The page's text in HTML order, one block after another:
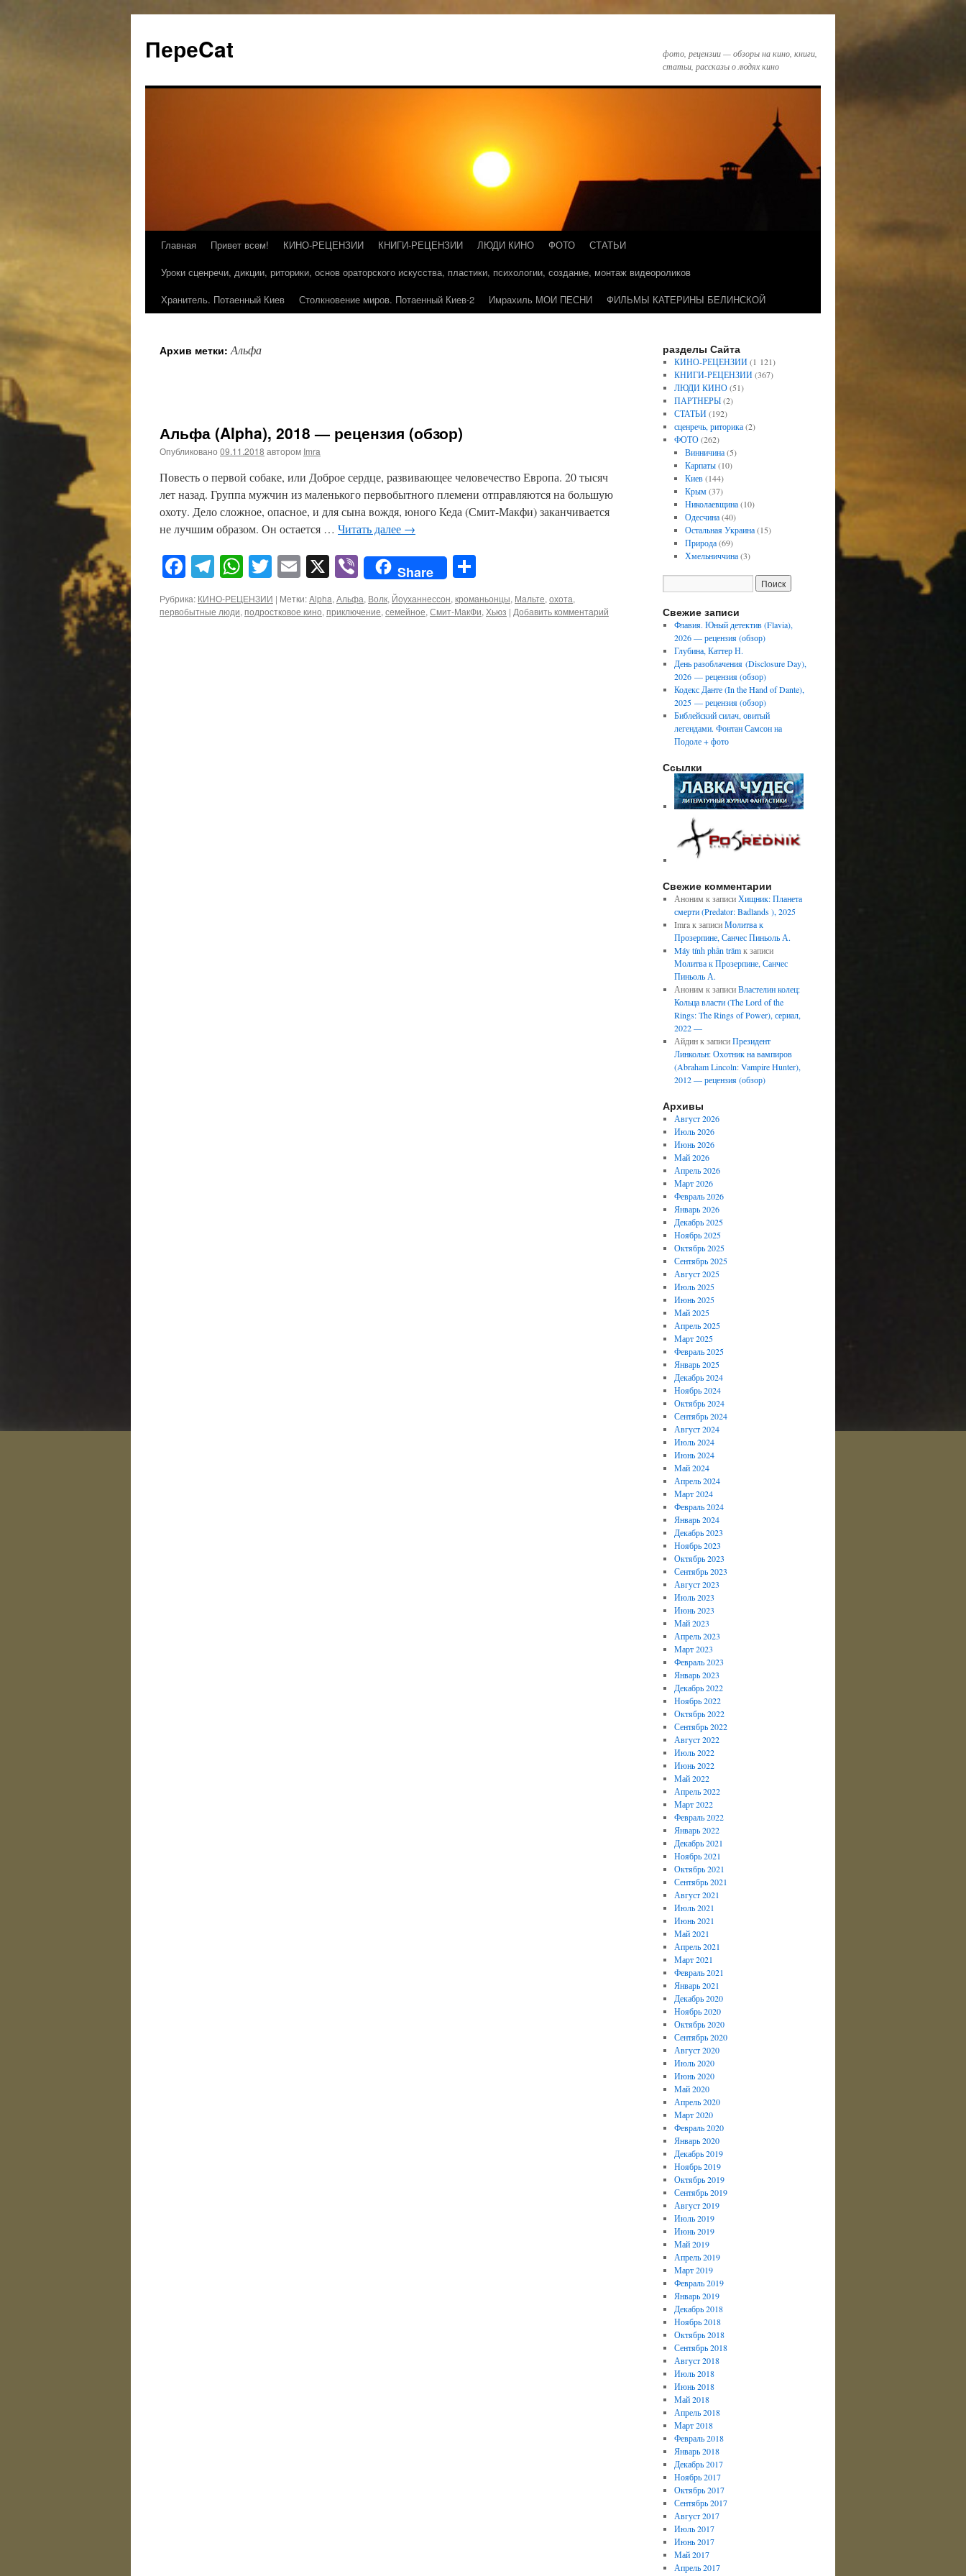
ПереCat
фото, рецензии — обзоры на кино, книги,
статьи, рассказы о людях кино
Главная Привет всем! КИНО-РЕЦЕНЗИИ КНИГИ-РЕЦЕНЗИИ ЛЮДИ КИНО ФОТО
СТАТЬИ
Уроки сценречи, дикции, риторики, основ ораторского искусства, пластики, психологии, создание, монтаж видеороликов
Хранитель. Потаенный Киев
Столкновение миров. Потаенный Киев-2 Имрахиль МОИ ПЕСНИ ФИЛЬМЫ КАТЕРИНЫ БЕЛИНСКОЙ
Архив метки:Альфа
Альфа (Alpha), 2018 — рецензия (обзор)
Опубликовано 09.11.2018 автором Imra
Повесть о первой собаке, или Доброе сердце, развивающее человечество Европа. 20 тысяч
лет назад. Группа мужчин из маленького первобытного племени отправляются на большую
охоту. Дело сложное, опасное, и для сына вождя, юного Кеда (Смит-Макфи) заканчивается
не лучшим образом. Он остается … Читать далее →
Facebook
Telegram
WhatsApp
Twitter
Email
X ViberShare
Рубрика: КИНО-РЕЦЕНЗИИ | Метки:Alpha,Альфа, Волк, Йоуханнессон,кроманьонцы, Мальте,охота,
первобытные люди,подростковое кино,приключение,семейное,Смит-МакФи,Хьюз | Добавить комментарий
разделы Сайта
КИНО-РЕЦЕНЗИИ(1 121)
КНИГИ-РЕЦЕНЗИИ(367)
ЛЮДИ КИНО(51)
ПАРТНЕРЫ(2)
СТАТЬИ(192)
сценречь, риторика(2)
ФОТО(262)
Винничина(5)
Карпаты(10)
Киев(144)
Крым(37)
Николаевщина(10)
Одесчина(40)
Остальная Украина(15)
Природа(69)
Хмельниччина(3)
Свежие записи
Флавия. Юный детектив (Flavia),
2026 — рецензия (обзор)
Глубина, Каттер Н.
День разоблачения (Disclosure Day),
2026 — рецензия (обзор)
Кодекс Данте (In the Hand of Dante),
2025 — рецензия (обзор)
Библейский силач, овитый
легендами. Фонтан Самсон на
Подоле + фото
Ссылки
Свежие комментарии
Аноним к записиХищник: Планета
смерти (Predator: Badlands ), 2025
Imraк записиМолитва к
Прозерпине, Санчес Пиньоль А.
Máy tính phần trămк записи
Молитва к Прозерпине, Санчес
Пиньоль А.
Аноним к записиВластелин колец:
Кольца власти (The Lord of the
Rings: The Rings of Power), сериал,
2022 —
Айдинк записиПрезидент
Линкольн: Охотник на вампиров
(Abraham Lincoln: Vampire Hunter),
2012 — рецензия (обзор)
Архивы
Август 2026
Июль 2026
Июнь 2026
Май 2026
Апрель 2026
Март 2026
Февраль 2026
Январь 2026
Декабрь 2025
Ноябрь 2025
Октябрь 2025
Сентябрь 2025
Август 2025
Июль 2025
Июнь 2025
Май 2025
Апрель 2025
Март 2025
Февраль 2025
Январь 2025
Декабрь 2024
Ноябрь 2024
Октябрь 2024
Сентябрь 2024
Август 2024
Июль 2024
Июнь 2024
Май 2024
Апрель 2024
Март 2024
Февраль 2024
Январь 2024
Декабрь 2023
Ноябрь 2023
Октябрь 2023
Сентябрь 2023
Август 2023
Июль 2023
Июнь 2023
Май 2023
Апрель 2023
Март 2023
Февраль 2023
Январь 2023
Декабрь 2022
Ноябрь 2022
Октябрь 2022
Сентябрь 2022
Август 2022
Июль 2022
Июнь 2022
Май 2022
Апрель 2022
Март 2022
Февраль 2022
Январь 2022
Декабрь 2021
Ноябрь 2021
Октябрь 2021
Сентябрь 2021
Август 2021
Июль 2021
Июнь 2021
Май 2021
Апрель 2021
Март 2021
Февраль 2021
Январь 2021
Декабрь 2020
Ноябрь 2020
Октябрь 2020
Сентябрь 2020
Август 2020
Июль 2020
Июнь 2020
Май 2020
Апрель 2020
Март 2020
Февраль 2020
Январь 2020
Декабрь 2019
Ноябрь 2019
Октябрь 2019
Сентябрь 2019
Август 2019
Июль 2019
Июнь 2019
Май 2019
Апрель 2019
Март 2019
Февраль 2019
Январь 2019
Декабрь 2018
Ноябрь 2018
Октябрь 2018
Сентябрь 2018
Август 2018
Июль 2018
Июнь 2018
Май 2018
Апрель 2018
Март 2018
Февраль 2018
Январь 2018
Декабрь 2017
Ноябрь 2017
Октябрь 2017
Сентябрь 2017
Август 2017
Июль 2017
Июнь 2017
Май 2017
Апрель 2017